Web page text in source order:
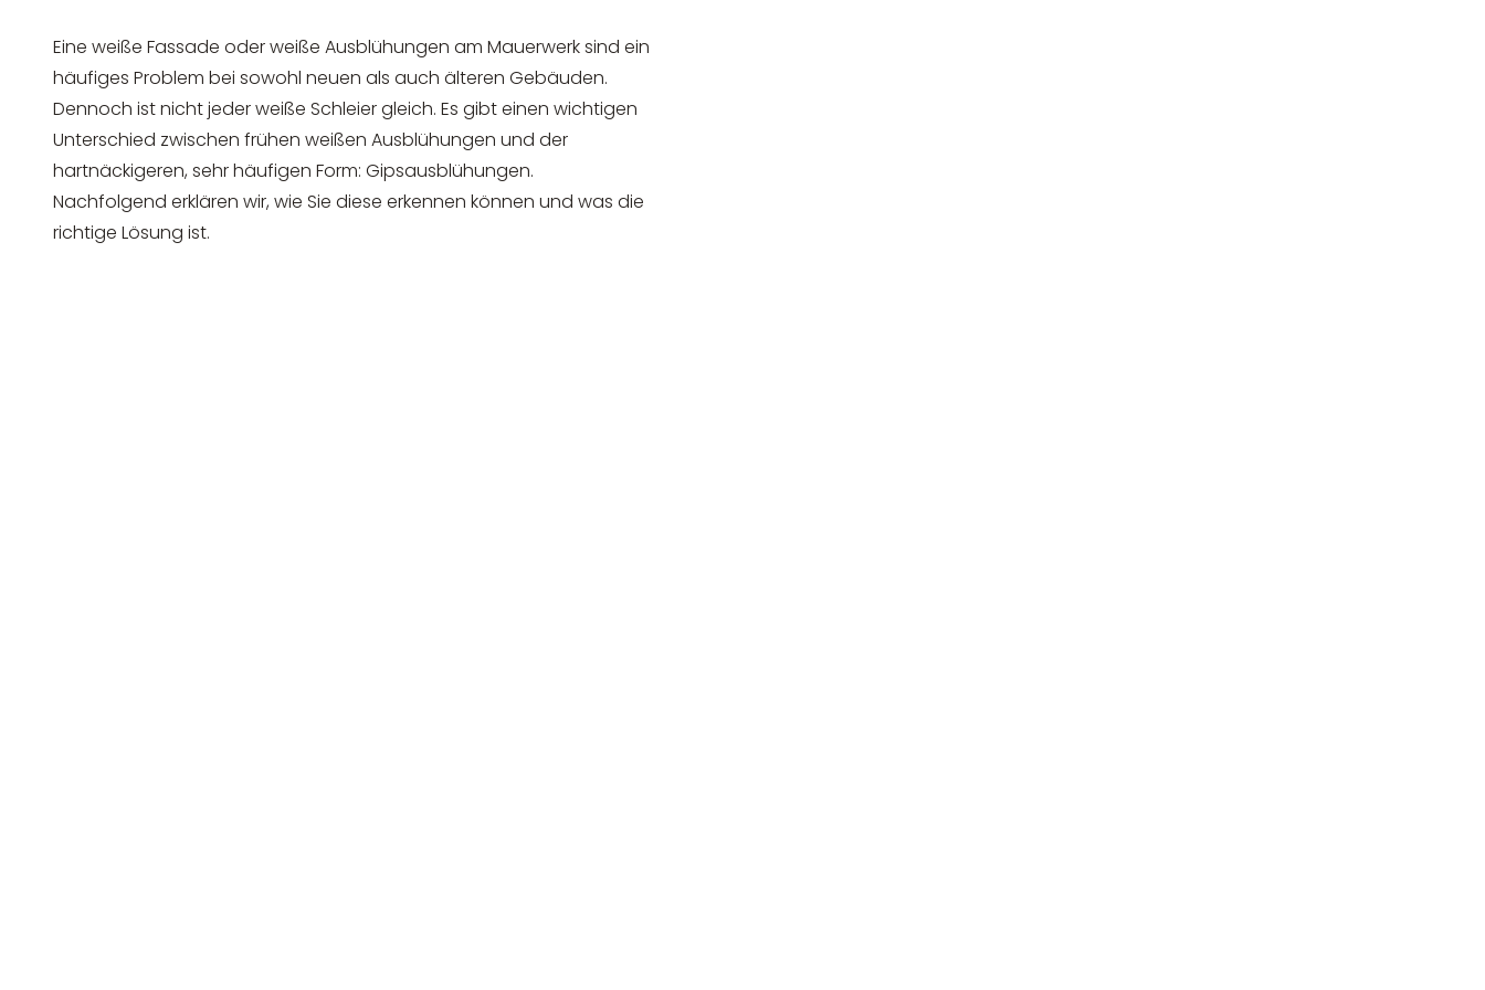
Eine weiße Fassade oder weiße Ausblühungen am Mauerwerk sind ein
häufiges Problem bei sowohl neuen als auch älteren Gebäuden.
Dennoch ist nicht jeder weiße Schleier gleich. Es gibt einen wichtigen
Unterschied zwischen frühen weißen Ausblühungen und der
hartnäckigeren, sehr häufigen Form: Gipsausblühungen.
Nachfolgend erklären wir, wie Sie diese erkennen können und was die
richtige Lösung ist.